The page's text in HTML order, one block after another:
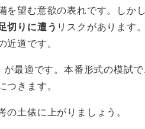
ょう。
と概要をつかんでおくだけで
信を持って本番に臨もう
を望む意欲の表れです。しか
切りに遭う リスクがあります
近道です。
が最適です。本番形式の模試
つきます 。
土俵に上がりましょう。